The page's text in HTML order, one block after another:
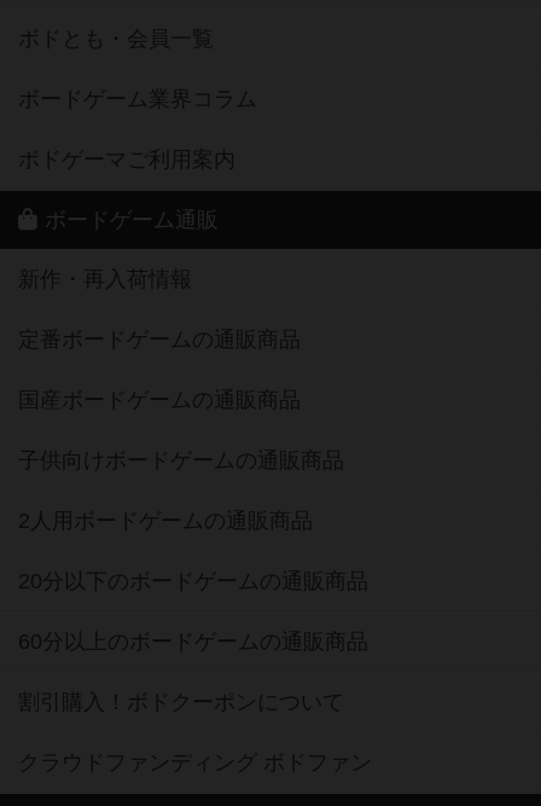
ボドとも・会員一覧
ボードゲーム業界コラム
ボドゲーマご利用案内
ボードゲーム通販
新作・再入荷情報
定番ボードゲームの通販商品
国産ボードゲームの通販商品
子供向けボードゲームの通販商品
2人用ボードゲームの通販商品
20分以下のボードゲームの通販商品
60分以上のボードゲームの通販商品
割引購入！ボドクーポンについて
クラウドファンディング ボドファン